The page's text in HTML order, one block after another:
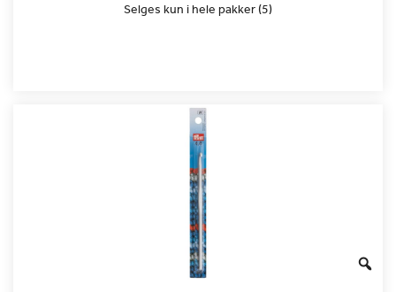
Selges kun i hele pakker (5)